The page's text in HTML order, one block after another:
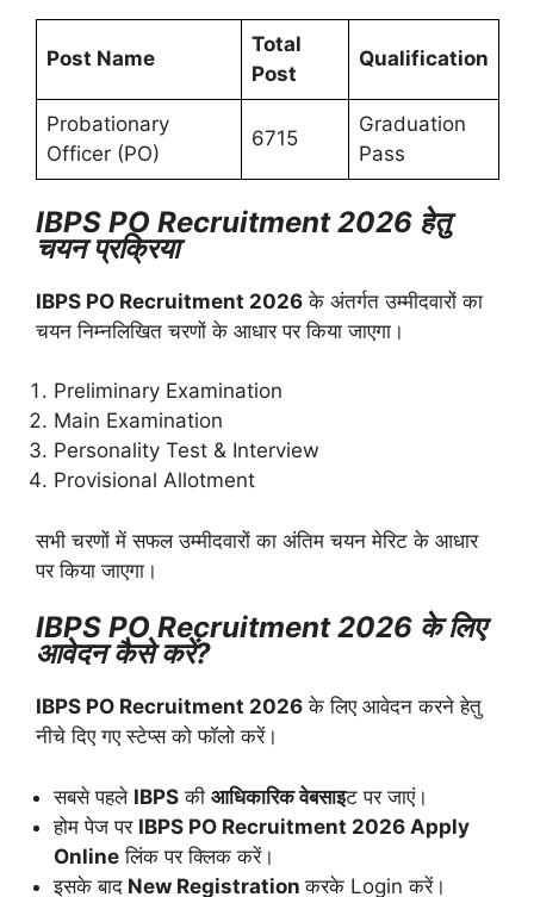
Post Name
Total
Post
Qualification
Probationary
Officer (PO)
6715
Graduation
Pass
IBPS PO Recruitment 2026 हेतु
चयन प्रक्रिया
IBPS PO Recruitment 2026 के अंतर्गत उम्मीदवारों का
चयन निम्नलिखित चरणों के आधार पर किया जाएगा।
Preliminary Examination
Main Examination
Personality Test & Interview
Provisional Allotment
सभी चरणों में सफल उम्मीदवारों का अंतिम चयन मेरिट के आधार
पर किया जाएगा।
IBPS PO Recruitment 2026 के लिए
आवेदन कैसे करें?
IBPS PO Recruitment 2026 के लिए आवेदन करने हेतु
नीचे दिए गए स्टेप्स को फॉलो करें।
सबसे पहले IBPS की आधिकारिक वेबसाइट पर जाएं।
होम पेज पर IBPS PO Recruitment 2026 Apply
Online लिंक पर क्लिक करें।
इसके बाद New Registrationकरके Login करें।